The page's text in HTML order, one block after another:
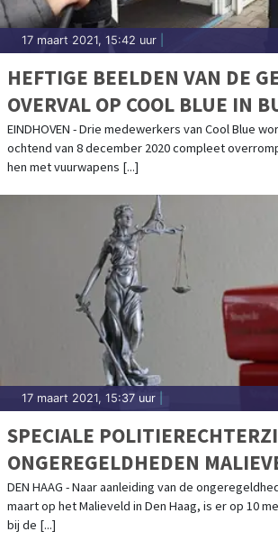
17 maart 2021, 15:42 uur
HEFTIGE BEELDEN VAN DE
OVERVAL OP COOL BLUE IN
BRABANT
EINDHOVEN - Drie medewerkers van Cool Blue
ochtend van 8 december 2020 compleet
hen met vuurwapens [...]
17 maart 2021, 15:37 uur
SPECIALE
ONGEREGELDHEDEN
DEN HAAG - Naar aanleiding van de
maart op het Malieveld in Den Haag, is er op 10
bij de [...]